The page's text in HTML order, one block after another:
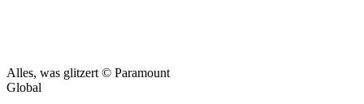
Alles, was glitzert © Paramount
Global